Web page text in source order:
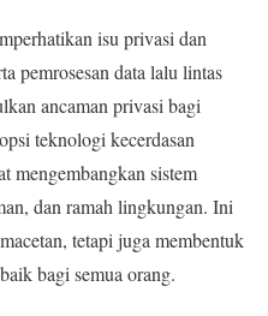
isu privasi dan
pemrosesan data lalu lintas
ancaman privasi bagi
teknologi kecerdasan
mengembangkan sistem
dan ramah lingkungan. Ini
tetapi juga membentuk
bagi semua orang.